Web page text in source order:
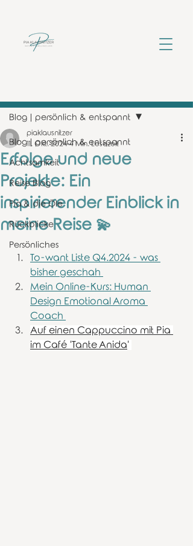
Blog | persönlich & entspannt
Achtsamkeit
Reise Blog
Pia & die Öle
Rückblicke
Persönliches
Blog | persönlich & entspannt
Erfolge und neue
Projekte: Ein
inspirierender Einblick in
meine Reise 💫
piaklausnitzer
11. Okt. 2024 4 Min. Lesezeit
To-want Liste Q4.2024 - was
bisher geschah
Mein Online-Kurs: Human
Design Emotional Aroma
Coach
Auf einen Cappuccino mit Pia
im Café 'Tante Anida'